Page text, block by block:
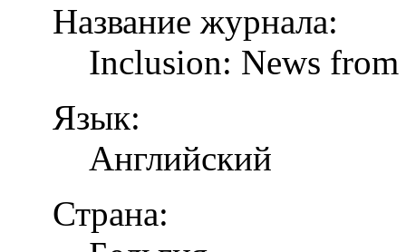
Название журнала:
Inclusion: News
Язык:
Английский
Страна: